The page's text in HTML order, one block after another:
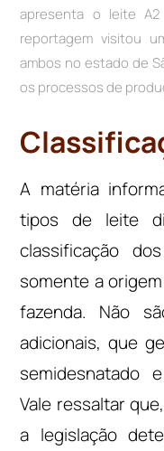
apresenta o leite
reportagem visitou
ambos no estado de
os processos de
A matéria
tipos de leite
classificação
somente a
fazenda. Não
adicionais, que
semidesnatado
Vale ressaltar
a legislação